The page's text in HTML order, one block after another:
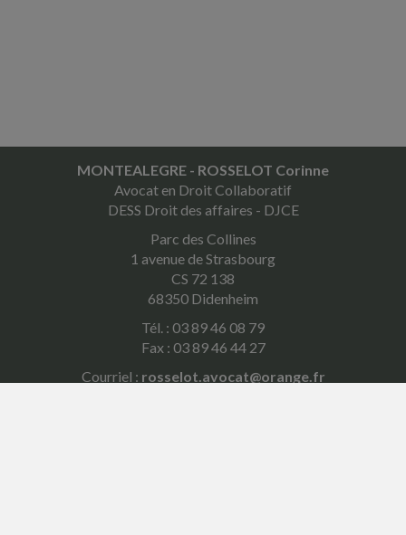
MONTEALEGRE - ROSSELOT Corinne
Avocat en Droit Collaboratif
DESS Droit des affaires - DJCE
Parc des Collines
1 avenue de Strasbourg
CS 72 138
68350 Didenheim
Tél. : 03 89 46 08 79
Fax : 03 89 46 44 27
Courriel : rosselot.avocat@orange.fr